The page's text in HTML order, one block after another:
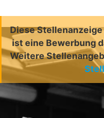
Diese
ist eine Bewerbung
Weitere